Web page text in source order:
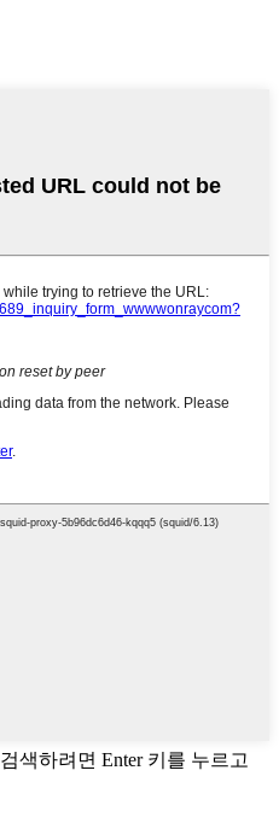
검색하려면 Enter 키를 누르고